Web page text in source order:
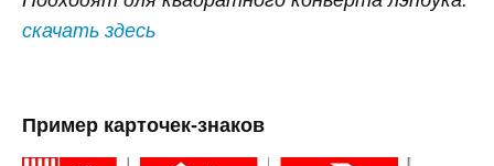
скачать здесь
Пример карточек-знаков